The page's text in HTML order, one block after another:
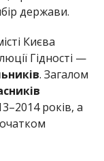
держави.
Києва
Гідності —
. Загалом
років, а